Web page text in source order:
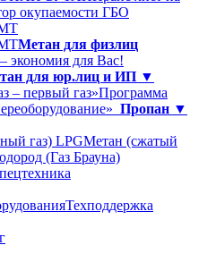
окупаемости ГБО
Метан для физлиц
экономия для Вас!
для юр.лиц и ИП ▼
– первый газ»Программа
Пропан ▼
газ) LPGМетан (сжатый
(Газ Брауна)
Техподдержка